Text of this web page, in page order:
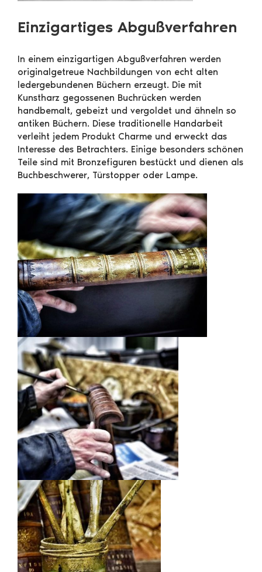
Einzigartiges Abgußverfahren
In einem einzigartigen Abgußverfahren werden
originalgetreue Nachbildungen von echt alten
ledergebundenen Büchern erzeugt. Die mit
Kunstharz gegossenen Buchrücken werden
handbemalt, gebeizt und vergoldet und ähneln so
antiken Büchern. Diese traditionelle Handarbeit
verleiht jedem Produkt Charme und erweckt das
Interesse des Betrachters. Einige besonders schönen
Teile sind mit Bronzefiguren bestückt und dienen als
Buchbeschwerer, Türstopper oder Lampe.